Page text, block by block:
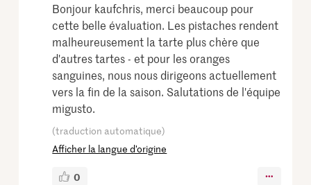
Bonjour kaufchris, merci beaucoup pour
cette belle évaluation. Les pistaches rendent
malheureusement la tarte plus chère que
d'autres tartes - et pour les oranges
sanguines, nous nous dirigeons actuellement
vers la fin de la saison. Salutations de l'équipe
migusto.
(traduction automatique)
Afficher la langue d’origine
0